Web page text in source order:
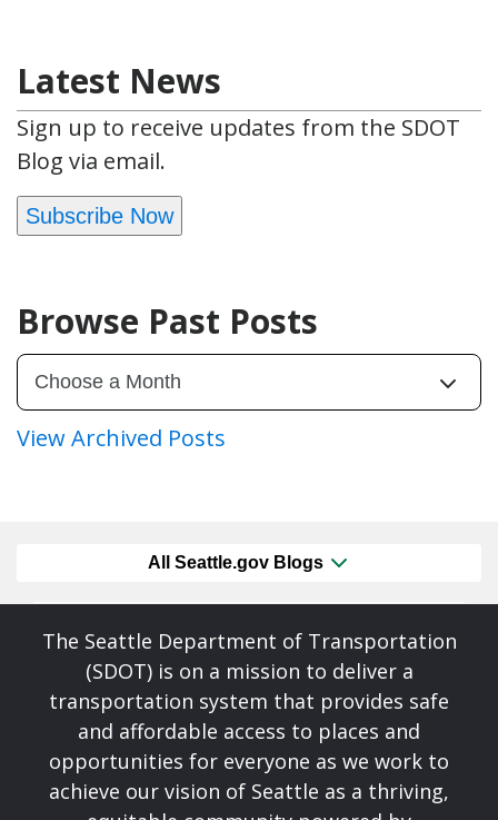
Latest News
Sign up to receive updates from the SDOT
Blog via email.
Subscribe Now
Browse Past Posts
View Archived Posts
All Seattle.gov Blogs
The Seattle Department of Transportation
(SDOT) is on a mission to deliver a
transportation system that provides safe
and affordable access to places and
opportunities for everyone as we work to
achieve our vision of Seattle as a thriving,